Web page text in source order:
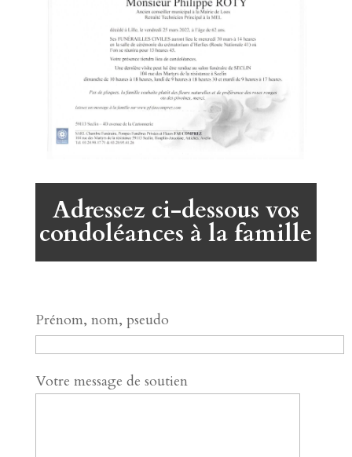
Adressez ci-dessous vos
condoléances à la famille
Prénom, nom, pseudo
Votre message de soutien